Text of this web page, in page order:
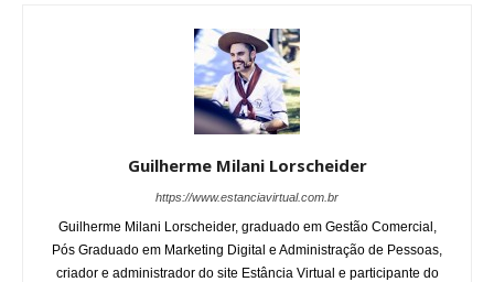
Guilherme Milani Lorscheider
https://www.estanciavirtual.com.br
Guilherme Milani Lorscheider, graduado em Gestão Comercial,
Pós Graduado em Marketing Digital e Administração de Pessoas,
criador e administrador do site Estância Virtual e participante do